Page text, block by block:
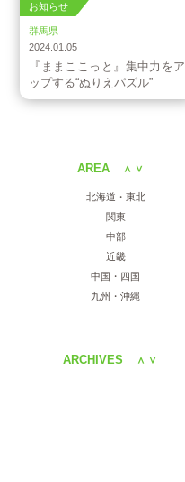
お知らせ
群馬県
2024.01.05
『ままここっと』集中力をア
ップする“ぬりえパズル”
AREA ＜ ＞
北海道・東北
関東
中部
近畿
中国・四国
九州・沖縄
ARCHIVES ＜ ＞